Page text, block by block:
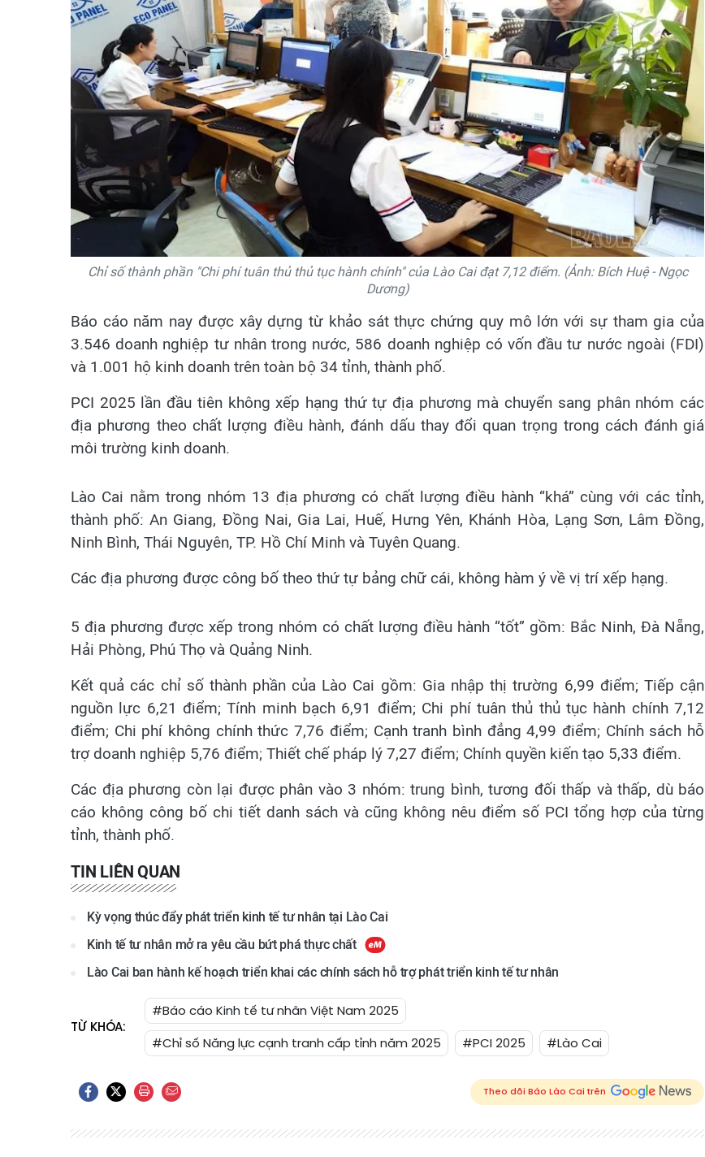
Chỉ số thành phần "Chi phí tuân thủ thủ tục hành chính" của Lào Cai đạt 7,12 điểm. (Ảnh: Bích Huệ - Ngọc
Dương)
Báo cáo năm nay được xây dựng từ khảo sát thực chứng quy mô lớn với sự tham gia của
3.546 doanh nghiệp tư nhân trong nước, 586 doanh nghiệp có vốn đầu tư nước ngoài (FDI)
và 1.001 hộ kinh doanh trên toàn bộ 34 tỉnh, thành phố.
PCI 2025 lần đầu tiên không xếp hạng thứ tự địa phương mà chuyển sang phân nhóm các
địa phương theo chất lượng điều hành, đánh dấu thay đổi quan trọng trong cách đánh giá
môi trường kinh doanh.
Lào Cai nằm trong nhóm 13 địa phương có chất lượng điều hành “khá” cùng với các tỉnh,
thành phố: An Giang, Đồng Nai, Gia Lai, Huế, Hưng Yên, Khánh Hòa, Lạng Sơn, Lâm Đồng,
Ninh Bình, Thái Nguyên, TP. Hồ Chí Minh và Tuyên Quang.
Các địa phương được công bố theo thứ tự bảng chữ cái, không hàm ý về vị trí xếp hạng.
5 địa phương được xếp trong nhóm có chất lượng điều hành “tốt” gồm: Bắc Ninh, Đà Nẵng,
Hải Phòng, Phú Thọ và Quảng Ninh.
Kết quả các chỉ số thành phần của Lào Cai gồm: Gia nhập thị trường 6,99 điểm; Tiếp cận
nguồn lực 6,21 điểm; Tính minh bạch 6,91 điểm; Chi phí tuân thủ thủ tục hành chính 7,12
điểm; Chi phí không chính thức 7,76 điểm; Cạnh tranh bình đẳng 4,99 điểm; Chính sách hỗ
trợ doanh nghiệp 5,76 điểm; Thiết chế pháp lý 7,27 điểm; Chính quyền kiến tạo 5,33 điểm.
Các địa phương còn lại được phân vào 3 nhóm: trung bình, tương đối thấp và thấp, dù báo
cáo không công bố chi tiết danh sách và cũng không nêu điểm số PCI tổng hợp của từng
tỉnh, thành phố.
TIN LIÊN QUAN
Kỳ vọng thúc đẩy phát triển kinh tế tư nhân tại Lào Cai
Kinh tế tư nhân mở ra yêu cầu bứt phá thực chất
Lào Cai ban hành kế hoạch triển khai các chính sách hỗ trợ phát triển kinh tế tư nhân
TỪ KHÓA:
#Báo cáo Kinh tế tư nhân Việt Nam 2025
#Chỉ số Năng lực cạnh tranh cấp tỉnh năm 2025
#PCI 2025 #Lào Cai
Theo dõi Báo Lào Cai trên